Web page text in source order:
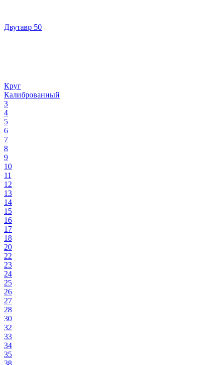
Двутавр 50
Круг
Калиброванный
3
4
5
6
7
8
9
10
11
12
13
14
15
16
17
18
20
22
23
24
25
26
27
28
30
32
33
34
35
38